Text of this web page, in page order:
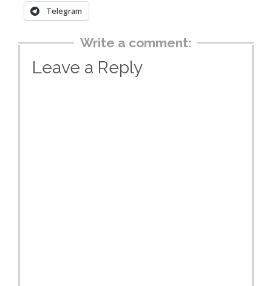
Telegram
Write a comment:
Leave a Reply